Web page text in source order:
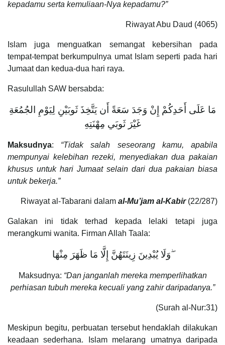
kepadamu serta kemuliaan-Nya kepadamu?”
Riwayat Abu Daud (4065)
Islam juga menguatkan semangat kebersihan pada
tempat-tempat berkumpulnya umat Islam seperti pada hari
Jumaat dan kedua-dua hari raya.
Rasulullah SAW bersabda:
مَا عَلَى أَحَدِكُمْ إِنْ وَجَدَ سَعَةً أَن يَتَّخِذَ ثَوبَيْنِ لِيَوْمِ الجُمُعَةِ
غَيْرَ ثَوبَي مِهْنَتِهِ
Maksudnya: “Tidak salah seseorang kamu, apabila
mempunyai kelebihan rezeki, menyediakan dua pakaian
khusus untuk hari Jumaat selain dari dua pakaian biasa
untuk bekerja.”
Riwayat al-Tabarani dalam al-Mu’jam al-Kabir(22/287)
Galakan ini tidak terhad kepada lelaki tetapi juga
merangkumi wanita. Firman Allah Taala:
وَلَا يُبْدِينَ زِينَتَهُنَّ إِلَّا مَا ظَهَرَ مِنْهَا ۖ
Maksudnya: “Dan janganlah mereka memperlihatkan
perhiasan tubuh mereka kecuali yang zahir daripadanya.”
(Surah al-Nur:31)
Meskipun begitu, perbuatan tersebut hendaklah dilakukan
keadaan sederhana. Islam melarang umatnya daripada